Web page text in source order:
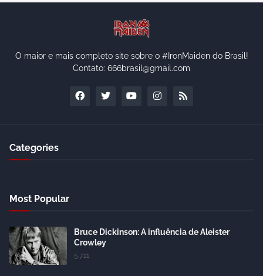
O maior e mais completo site sobre o #IronMaiden do Brasil!
Contato: 666brasil@gmail.com
Categories
Most Popular
Bruce Dickinson: A influência de Aleister
Crowley
5.7.11